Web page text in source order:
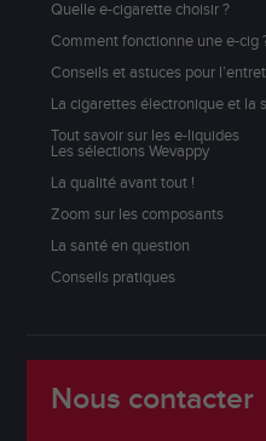
Quelle e-cigarette choisir ?
Comment fonctionne une e-cig
Conseils et astuces pour
La cigarettes électronique et la
Tout savoir sur les e-liquides
Les sélections Wevappy
La qualité avant tout !
Zoom sur les composants
La santé en question
Conseils pratiques
Nous contacter